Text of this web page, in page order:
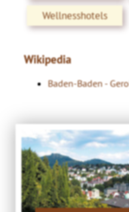
Wellnesshotels
Wikipedia
Baden-Baden -